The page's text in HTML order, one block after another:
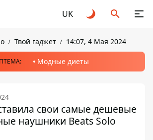
UK
Твой гаджет 14:07, 4 Мая 2024
Модные диеты
свои самые дешевые
наушники Beats Solo